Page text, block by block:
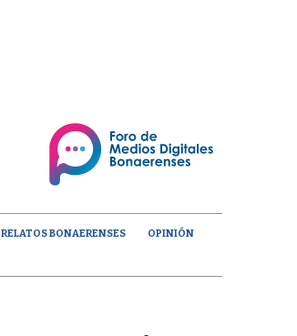
RELATOS BONAERENSES
OPINIÓN